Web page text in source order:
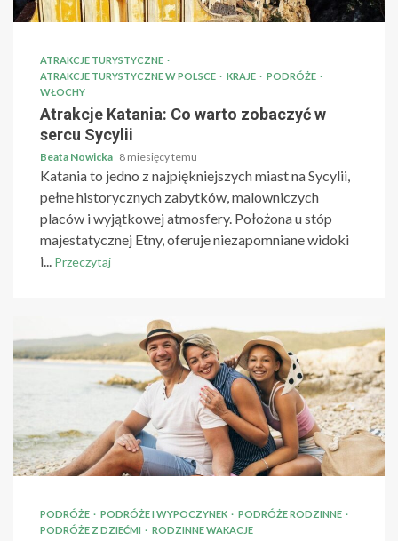
ATRAKCJE TURYSTYCZNE
ATRAKCJE TURYSTYCZNE W POLSCE
KRAJE
PODRÓŻE
WŁOCHY
Atrakcje Katania: Co warto zobaczyć w
sercu Sycylii
Beata Nowicka 8 miesięcy temu
Katania to jedno z najpiękniejszych miast na Sycylii,
pełne historycznych zabytków, malowniczych
placów i wyjątkowej atmosfery. Położona u stóp
majestatycznej Etny, oferuje niezapomniane widoki
i...
Przeczytaj
PODRÓŻE PODRÓŻE I WYPOCZYNEK
PODRÓŻE RODZINNE
PODRÓŻE Z DZIEĆMI
RODZINNE WAKACJE